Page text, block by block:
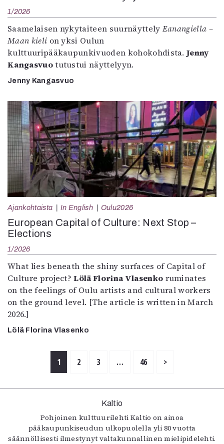
1/2026
Saamelaisen nykytaiteen suurnäyttely Eanangiella –
Maan kieli on yksi Oulun
kulttuuripääkaupunkivuoden kohokohdista.Jenny
Kangasvuotutustui näyttelyyn.
Jenny Kangasvuo
Ajankohtaista In English Oulu2026
European Capital of Culture: Next Stop –
Elections
1/2026
What lies beneath the shiny surfaces of Capital of
Culture project?Lölä Florina Vlasenko ruminates
on the feelings of Oulu artists and cultural workers
on the ground level. [The article is written in March
2026.]
Lölä Florina Vlasenko
1 2 3 … 46 >
Kaltio
Pohjoinen kulttuurilehti Kaltio on ainoa
pääkaupunkiseudun ulkopuolella yli 80 vuotta
säännöllisesti ilmestynyt valtakunnallinen mielipidelehti.